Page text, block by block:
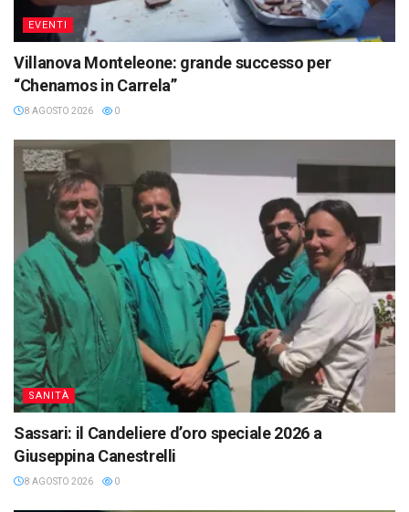
EVENTI
Villanova Monteleone: grande successo per
“Chenamos in Carrela”
8 AGOSTO 2026 0
SANITÀ
Sassari: il Candeliere d’oro speciale 2026 a
Giuseppina Canestrelli
8 AGOSTO 2026 0